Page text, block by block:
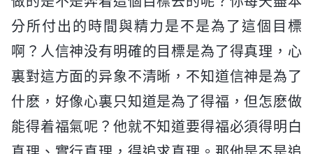
分所付出的時間與精力是不是為了這個目標
啊？人信神没有明確的目標是為了得真理，心
裏對這方面的异象不清晰，不知道信神是為了
什麽，好像心裏只知道是為了得福，但怎麽做
能得着福氣呢？他就不知道要得福必須得明白